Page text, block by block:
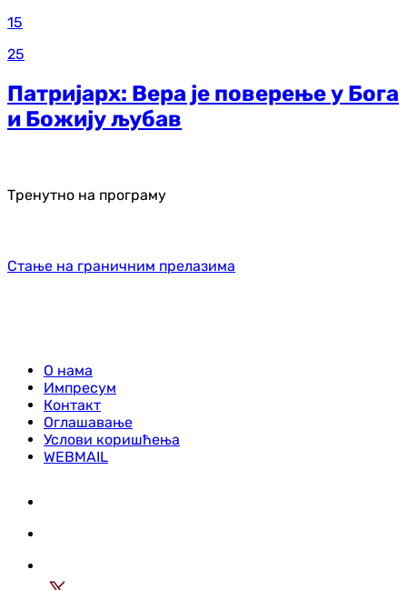
15
25
Патријарх: Вера је поверење у Бога
и Божију љубав
Тренутно на програму
Стање на граничним прелазима
О нама
Импресум
Контакт
Оглашавање
Услови коришћења
WEBMAIL